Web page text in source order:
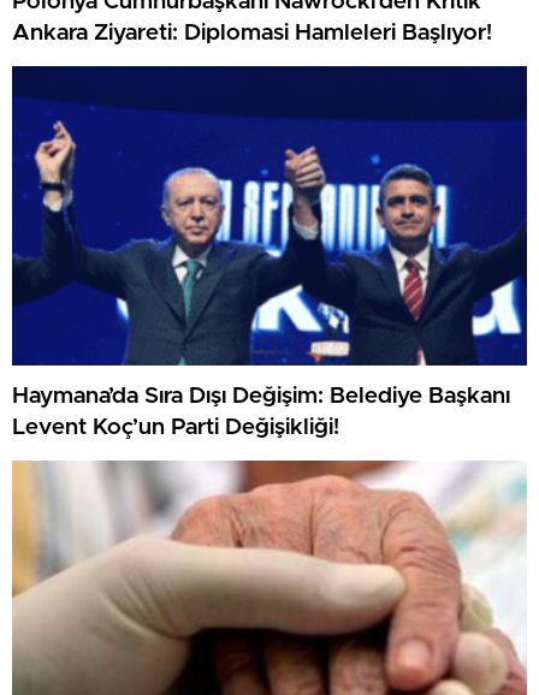
Ankara Ziyareti: Diplomasi Hamleleri Başlıyor!
Haymana’da Sıra Dışı Değişim: Belediye Başkanı
Levent Koç’un Parti Değişikliği!